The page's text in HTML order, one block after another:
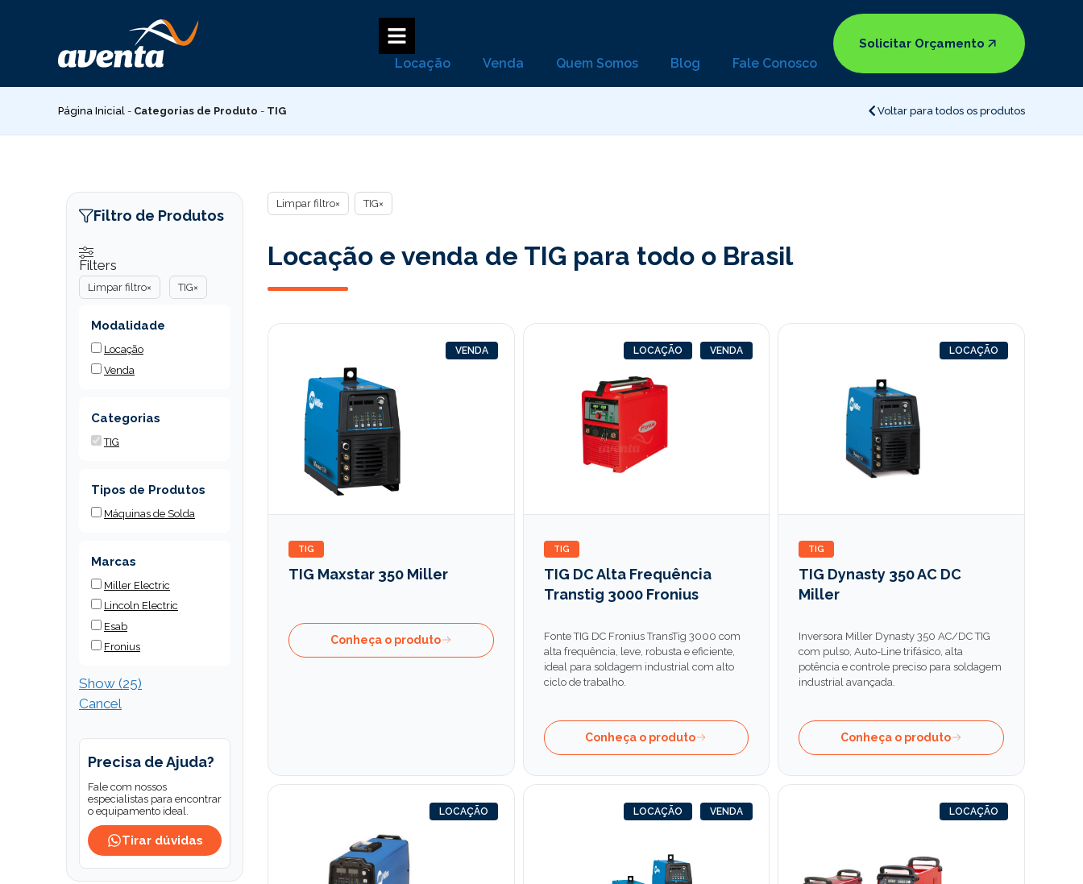
conteúdo
Locação Venda Quem Somos Blog Fale Conosco
Solicitar Orçamento
Página Inicial - Categorias de Produto - TIG Voltar para todos os produtos
Limpar filtro× TIG×
Locação e venda de TIG para todo o Brasil
VENDA
TIG
TIG Maxstar 350 Miller
Conheça o produto
LOCAÇÃO VENDA
TIG
TIG DC Alta Frequência
Transtig 3000 Fronius
Fonte TIG DC Fronius TransTig 3000 com
alta frequência, leve, robusta e eficiente,
ideal para soldagem industrial com alto
ciclo de trabalho.
Conheça o produto
LOCAÇÃO
TIG
TIG Dynasty 350 AC DC
Miller
Inversora Miller Dynasty 350 AC/DC TIG
com pulso, Auto-Line trifásico, alta
potência e controle preciso para soldagem
industrial avançada.
Conheça o produto
LOCAÇÃO LOCAÇÃO VENDA LOCAÇÃO
Filtro de Produtos
Filters
Limpar filtro× TIG×
Modalidade
Locação
Venda
Categorias
TIG
Tipos de Produtos
Máquinas de Solda
Marcas
Miller Electric
Lincoln Electric
Esab
Fronius
Show (25)
Cancel
Precisa de Ajuda?
Fale com nossos
especialistas para encontrar
o equipamento ideal.
Tirar dúvidas